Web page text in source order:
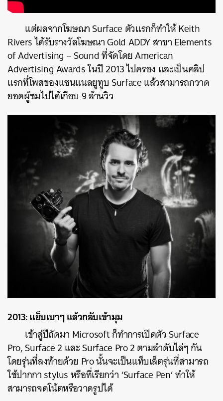
แต่ผลจากโฆษณา Surface ตัวแรกก็ทำให้ Keith
Rivers ได้รับรางวัลโฆษณา Gold ADDY สาขา Elements
of Advertising – Sound ที่จัดโดย American
Advertising Awards ในปี 2013 ไปครอง และเป็นคลิป
แรกที่โพสของแชนแนลยูทูบ Surface แล้วสามารถกวาด
ยอดผู้ชมไปได้เกือบ 9 ล้านวิว
2013: แย็บเบาๆ แล้วกลับเข้ามุม
เข้าสู่ปีถัดมา Microsoft ก็ทำการเปิดตัว Surface
Pro, Surface 2 และ Surface Pro 2 ตามลำดับไล่ๆ กัน
โดยรุ่นที่ลงท้ายด้วย Pro นั้นจะเป็นแท็บเล็ตรุ่นที่สามารถ
ใช้ปากกา stylus หรือที่เรียกว่า ‘Surface Pen’ ทำให้
สามารถจดโน้ตหรือวาดรูปได้